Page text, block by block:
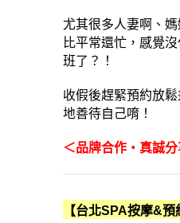
尤其很多人妻啊、
比平常還忙，感覺
班了？！
收假後趕緊預約放
地善待自己唷！
＜品牌合作‧真誠分
【台北SPA按摩&預